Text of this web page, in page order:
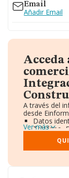
Email
Añadir Email
A través del
desde
Datos
Teléfono,
Informe
Gráficos
Consejo
Ver más